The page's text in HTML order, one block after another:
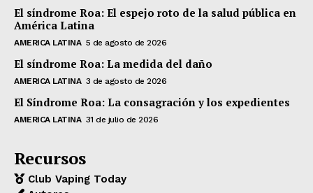
El síndrome Roa: El espejo roto de la salud pública en
América Latina
AMERICA LATINA 5 de agosto de 2026
El síndrome Roa: La medida del daño
AMERICA LATINA 3 de agosto de 2026
El Síndrome Roa: La consagración y los expedientes
AMERICA LATINA 31 de julio de 2026
Recursos
Club Vaping Today